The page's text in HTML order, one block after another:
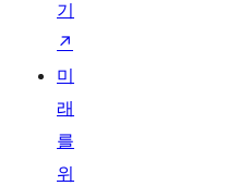
기
↗
미
래
를
위